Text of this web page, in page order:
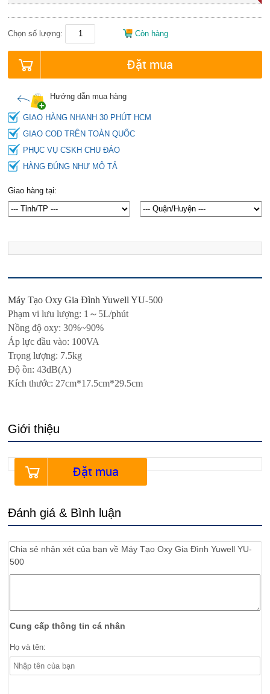
Chọn số lượng: Còn hàng
Đặt mua
Hướng dẫn mua hàng
GIAO HÀNG NHANH 30 PHÚT HCM
GIAO COD TRÊN TOÀN QUỐC
PHỤC VỤ CSKH CHU ĐÁO
HÀNG ĐÚNG NHƯ MÔ TẢ
Giao hàng tại:
Máy Tạo Oxy Gia Đình Yuwell YU-500
Phạm vi lưu lượng: 1～5L/phút
Nồng độ oxy: 30%~90%
Áp lực đầu vào: 100VA
Trọng lượng: 7.5kg
Độ ồn: 43dB(A)
Kích thước: 27cm*17.5cm*29.5cm
Giới thiệu
Đặt mua
Đánh giá & Bình luận
Chia sẻ nhận xét của bạn về Máy Tạo Oxy Gia Đình Yuwell YU-
500
Cung cấp thông tin cá nhân
Họ và tên: